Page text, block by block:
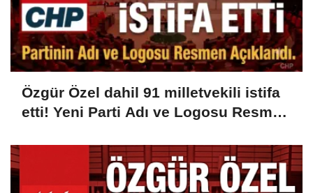
Özgür Özel dahil 91 milletvekili istifa
etti! Yeni Parti Adı ve Logosu Resmen